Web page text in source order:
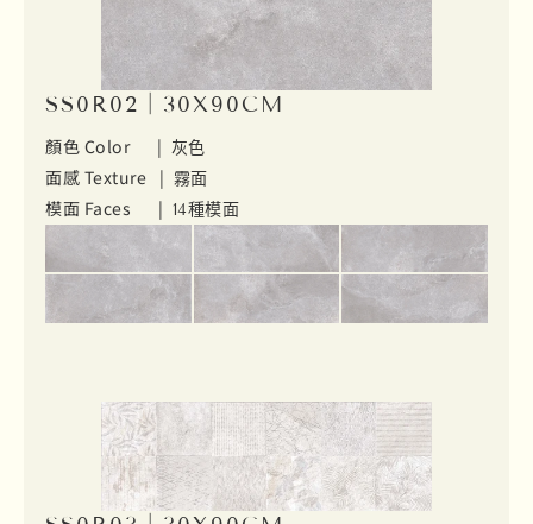
SS0R02｜30X90CM
顏色 Color | 灰色
面感 Texture | 霧面
模面 Faces | 14種模面